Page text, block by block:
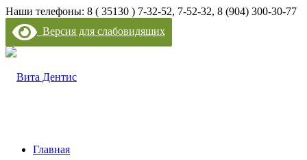
Наши телефоны: 8 ( 35130 ) 7-32-52, 7-52-32, 8 (904) 300-30-77
Версия для слабовидящих
Главная